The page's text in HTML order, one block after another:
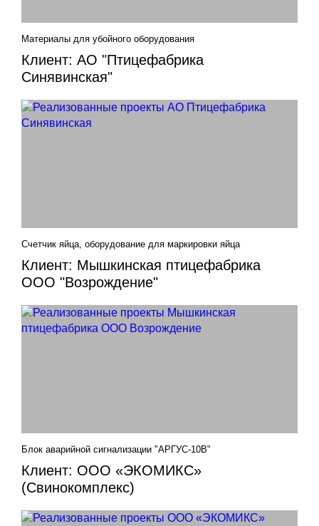
Клиент: АО "Птицефабрика
Синявинская"
Материалы для убойного оборудования
Клиент: Мышкинская птицефабрика
ООО "Возрождение"
Счетчик яйца, оборудование для маркировки яйца
Клиент: ООО «ЭКОМИКС»
(Свинокомплекс)
Блок аварийной сигнализации "АРГУС-10В"